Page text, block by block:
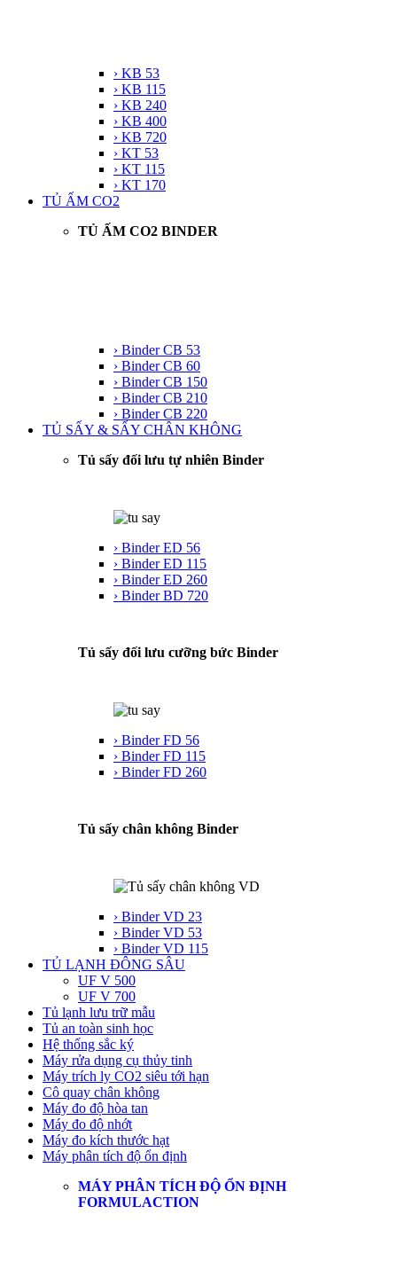
› KB 53
› KB 115
› KB 240
› KB 400
› KB 720
› KT 53
› KT 115
› KT 170
TỦ ẤM CO2
TỦ ẤM CO2 BINDER
› Binder CB 53
› Binder CB 60
› Binder CB 150
› Binder CB 210
› Binder CB 220
TỦ SẤY & SẤY CHÂN KHÔNG
Tủ sấy đối lưu tự nhiên Binder
› Binder ED 56
› Binder ED 115
› Binder ED 260
› Binder BD 720
Tủ sấy đối lưu cưỡng bức Binder
› Binder FD 56
› Binder FD 115
› Binder FD 260
Tủ sấy chân không Binder
› Binder VD 23
› Binder VD 53
› Binder VD 115
TỦ LẠNH ĐÔNG SÂU
UF V 500
UF V 700
Tủ lạnh lưu trữ mẫu
Tủ an toàn sinh học
Hệ thống sắc ký
Máy rửa dụng cụ thủy tinh
Máy trích ly CO2 siêu tới hạn
Cô quay chân không
Máy đo độ hòa tan
Máy đo độ nhớt
Máy đo kích thước hạt
Máy phân tích độ ổn định
MÁY PHÂN TÍCH ĐỘ ỔN ĐỊNH
FORMULACTION